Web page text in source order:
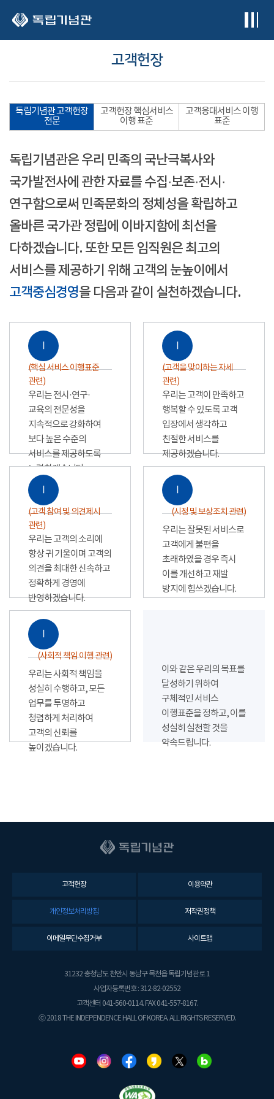
고객헌장
독립기념관 고객헌장
전문
고객헌장 핵심서비스
이행 표준
고객응대서비스 이행
표준
독립기념관은 우리 민족의 국난극복사와
국가발전사에 관한 자료를 수집·보존·전시·
연구함으로써 민족문화의 정체성을 확립하고
올바른 국가관 정립에 이바지함에 최선을
다하겠습니다. 또한 모든 임직원은 최고의
서비스를 제공하기 위해 고객의 눈높이에서
고객중심경영을 다음과 같이 실천하겠습니다.
Ⅰ
(핵심 서비스 이행표준
관련)
우리는 전시·연구·
교육의 전문성을
지속적으로 강화하여
보다 높은 수준의
서비스를 제공하도록
노력하겠습니다.
Ⅰ
(고객을 맞이하는 자세
관련)
우리는 고객이 만족하고
행복할 수 있도록 고객
입장에서 생각하고
친절한 서비스를
제공하겠습니다.
Ⅰ
(고객 참여 및 의견제시
관련)
우리는 고객의 소리에
항상 귀 기울이며 고객의
의견을 최대한 신속하고
정확하게 경영에
반영하겠습니다.
Ⅰ
(시정 및 보상조치 관련)
우리는 잘못된 서비스로
고객에게 불편을
초래하였을 경우 즉시
이를 개선하고 재발
방지에 힘쓰겠습니다.
Ⅰ
(사회적 책임 이행 관련)
우리는 사회적 책임을
성실히 수행하고, 모든
업무를 투명하고
청렴하게 처리하여
고객의 신뢰를
높이겠습니다.
이와 같은 우리의 목표를
달성하기 위하여
구체적인 서비스
이행표준을 정하고, 이를
성실히 실천할 것을
약속드립니다.
고객헌장 이용약관
개인정보처리방침 저작권정책
이메일무단수집거부 사이트맵
31232 충청남도 천안시 동남구 목천읍 독립기념관로 1
사업자등록번호 : 312-82-02552
고객센터 041-560-0114. FAX 041-557-8167.
ⓒ 2018 THE INDEPENDENCE HALL OF KOREA. ALL RIGHTS RESERVED.